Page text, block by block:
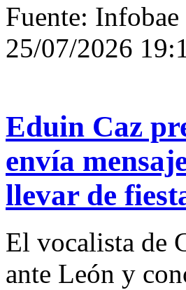
Fuente: Infobae
25/07/2026
Eduin Caz
envía
llevar de
El vocalista de
ante León y